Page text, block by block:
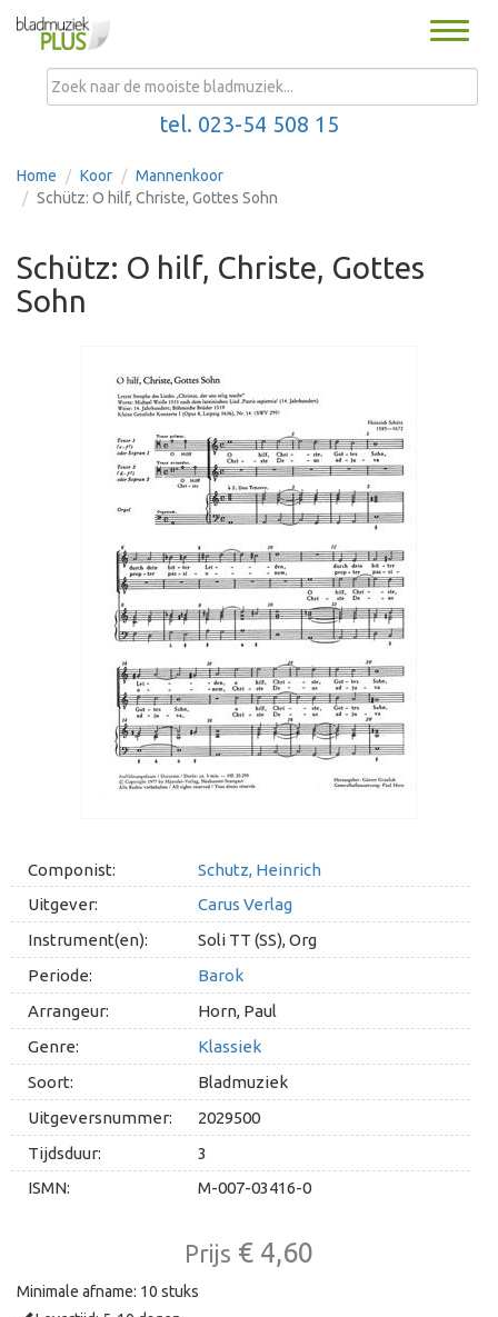
Toggle
tel. 023-54 508 15
MENU
Home Koor
Mannenkoor
Schütz: O hilf, Christe, Gottes Sohn
Schütz: O hilf, Christe, Gottes
Sohn
Componist:
Schutz, Heinrich
Uitgever:
Carus Verlag
Instrument(en):
Soli TT (SS), Org
Periode:
Barok
Arrangeur:
Horn, Paul
Genre:
Klassiek
Soort:
Bladmuziek
Uitgeversnummer:
2029500
Tijdsduur:
3
ISMN:
M-007-03416-0
Prijs € 4,60
Minimale afname: 10 stuks